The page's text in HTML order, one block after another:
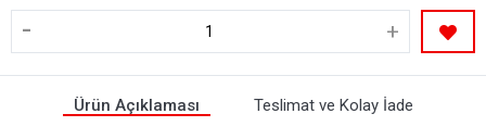
- +
Ürün Açıklaması Teslimat ve Kolay İade